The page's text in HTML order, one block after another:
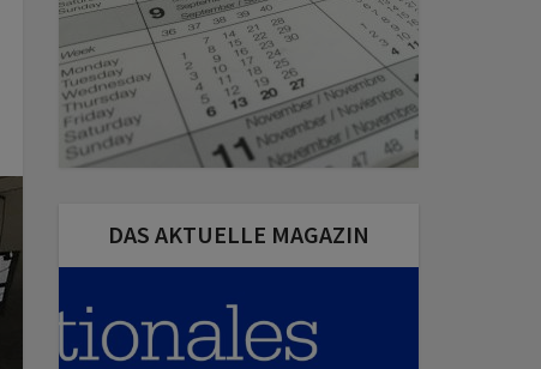
DAS AKTUELLE MAGAZIN